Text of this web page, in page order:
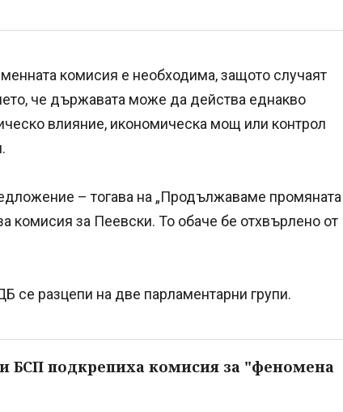
комисия е необходима, защото случаят
че държавата може да действа еднакво
влияние, икономическа мощ или контрол
– тогава на „Продължаваме промяната
комисия за Пеевски. То обаче бе отхвърлено от
разцепи на две парламентарни групи.
БСП подкрепиха комисия за "феномена